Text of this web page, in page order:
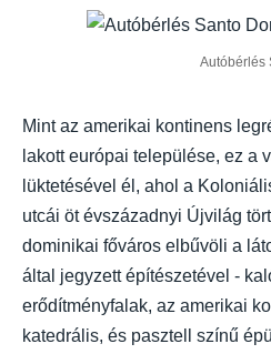
Autóbérlés
Mint az amerikai kontinens
lakott európai települése, ez a
lüktetésével él, ahol a
utcái öt évszázadnyi Újvilág
dominikai főváros elbűvöli a
által jegyzett építészetével -
erődítményfalak, az amerikai
katedrális, és pasztell színű